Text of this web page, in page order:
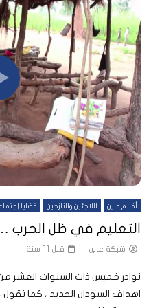
أفلام عاين اللاجئين والنازحين قضايا
التعليم في ظل الحرب
شبكة عاين قبل 11 سنة
نوادر خميس ذات السنوات العشر
اهداف السودان الجديد ، كما